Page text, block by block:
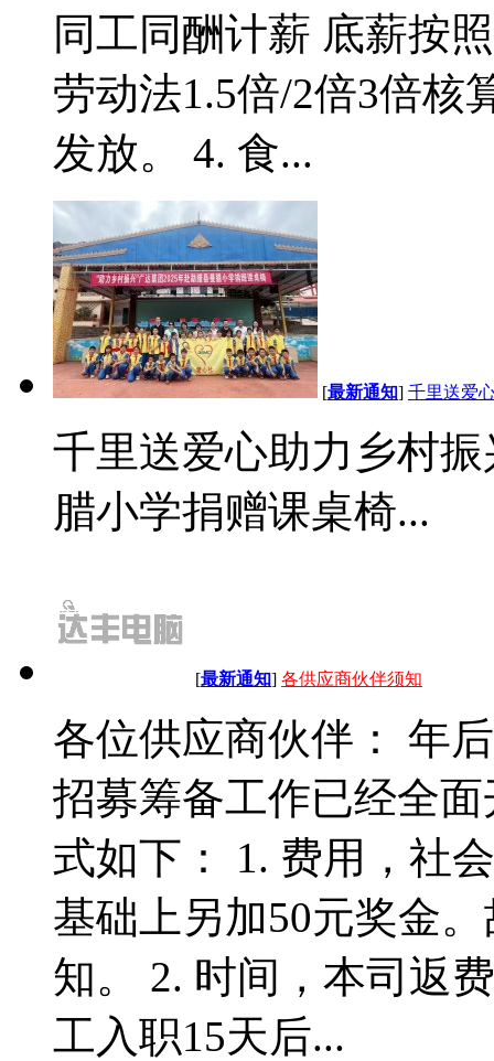
同工同酬计薪 底薪按
劳动法1.5倍/2倍3倍核
发放。 4. 食...
[最新通知] 千里送爱
千里送爱心助力乡村
腊小学捐赠课桌椅...
[最新通知] 各供应商伙伴须知
各位供应商伙伴： 年
招募筹备工作已经全
式如下： 1. 费用，社
基础上另加50元奖金
知。 2. 时间，本司返
工入职15天后...